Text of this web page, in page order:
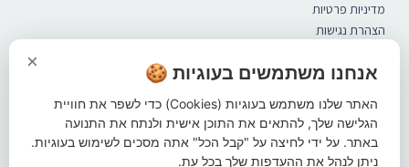
מדיניות פרטיות
הצהרת נגישות
אשפתונים
פתרונות הצללה
ברזיות
× אנחנו משתמשים בעוגיות 🍪
האתר שלנו משתמש בעוגיות (Cookies) כדי לשפר את חוויית
הגלישה שלך, להתאים את התוכן אישית ולנתח את התנועה
באתר. על ידי לחיצה על "קבל הכל" אתה מסכים לשימוש בעוגיות.
ניתן לנהל את ההעדפות שלך בכל עת.